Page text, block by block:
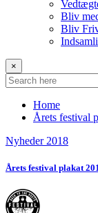
Bliv
Bliv
×
Home
Årets festival
Nyheder 2018
Årets festival plakat